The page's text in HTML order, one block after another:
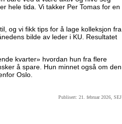
hele tida. Vi takker Per Tomas for en
og vi fikk tips for å lage kolleksjon fra
bilde av leder i KU. Resultatet
kvarter» hvordan hun fra flere
å spare. Hun minnet også om den
Oslo.
Publisert: 21. februar 2026, SEJ